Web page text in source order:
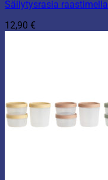
Säilytysrasia raastimella
12,90 €